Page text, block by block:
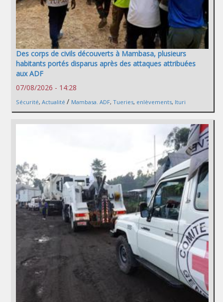
Des corps de civils découverts à Mambasa, plusieurs
habitants portés disparus après des attaques attribuées
aux ADF
07/08/2026 - 14:28
Sécurité, Actualité / Mambasa. ADF, Tueries, enlèvements, Ituri